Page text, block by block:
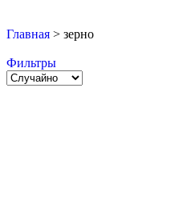
Главная > зерно
Фильтры